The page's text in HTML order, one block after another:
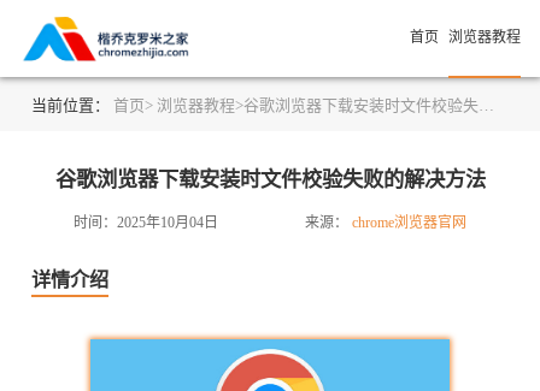
首页 浏览器教程
当前位置： 首页> 浏览器教程>谷歌浏览器下载安装时文件校验失败的解决方法
谷歌浏览器下载安装时文件校验失败的解决方法
时间：2025年10月04日 来源： chrome浏览器官网
详情介绍